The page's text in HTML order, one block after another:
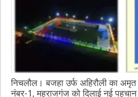
निचलौल। बजहा उर्फ अहिरौली का
नंबर-1, महराजगंज को दिलाई नई पहचान